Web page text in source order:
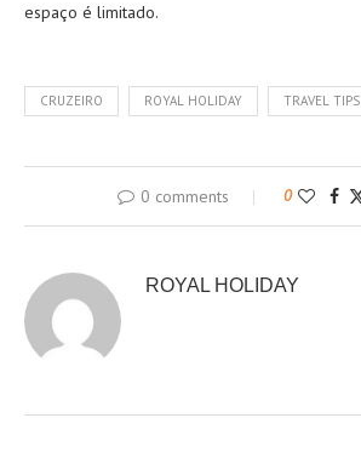
espaço é limitado.
CRUZEIRO ROYAL HOLIDAY TRAVEL TIPS
0 comments 0
ROYAL HOLIDAY